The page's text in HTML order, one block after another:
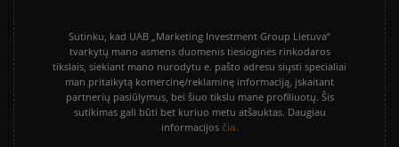
Sutinku, kad UAB „Marketing Investment Group Lietuva“
tvarkytų mano asmens duomenis tiesioginės rinkodaros
tikslais, siekiant mano nurodytu e. pašto adresu siųsti specialiai
man pritaikytą komercinę/reklaminę informaciją, įskaitant
partnerių pasiūlymus, bei šiuo tikslu mane profiliuotų. Šis
sutikimas gali būti bet kuriuo metu atšauktas. Daugiau
informacijos čia.